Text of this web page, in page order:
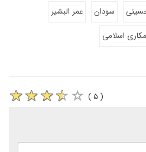
سودان
عمر البشیر
اسلامی
( ۵ )